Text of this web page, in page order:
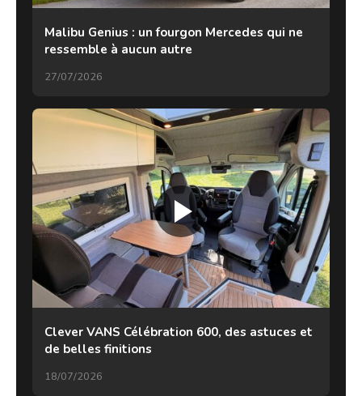
Malibu Genius : un fourgon Mercedes qui ne
ressemble à aucun autre
27/07/2026
Clever VANS Célébration 600, des astuces et
de belles finitions
18/07/2026